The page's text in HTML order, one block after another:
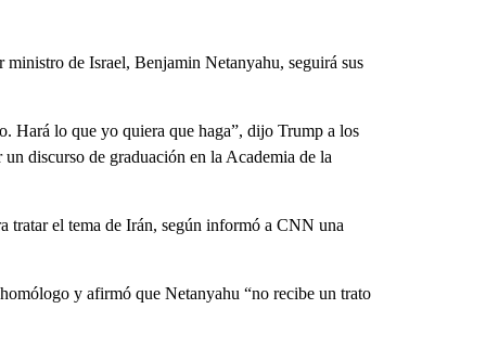
de Israel, Benjamin Netanyahu, seguirá sus
Hará lo que yo quiera que haga”, dijo Trump a los
discurso de graduación en la Academia de la
tratar el tema de Irán, según informó a CNN una
y afirmó que Netanyahu “no recibe un trato